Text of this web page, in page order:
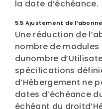
la date d’échéance.
5.5 Ajustement de
Une réduction de
nombre de
dunombre
spécifications
d’Hébergement ne
dates d’échéance
échéant du